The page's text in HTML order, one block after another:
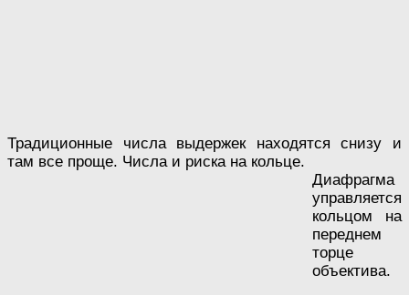
Традиционные числа выдержек находятся снизу и
там все проще. Числа и риска на кольце.
Диафрагма
управляется
кольцом на
переднем
торце
объектива.